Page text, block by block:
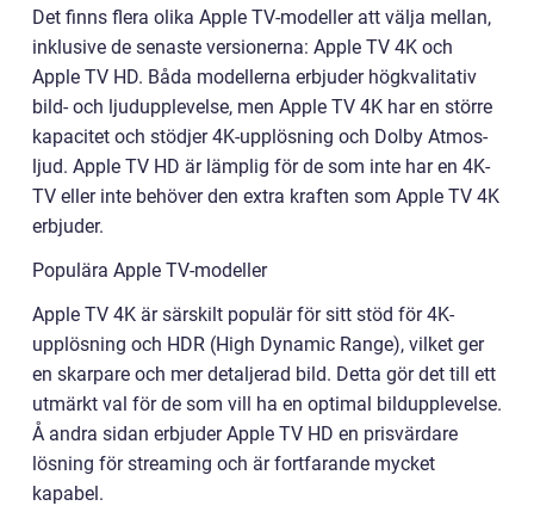
Det finns flera olika Apple TV-modeller att välja mellan,
inklusive de senaste versionerna: Apple TV 4K och
Apple TV HD. Båda modellerna erbjuder högkvalitativ
bild- och ljudupplevelse, men Apple TV 4K har en större
kapacitet och stödjer 4K-upplösning och Dolby Atmos-
ljud. Apple TV HD är lämplig för de som inte har en 4K-
TV eller inte behöver den extra kraften som Apple TV 4K
erbjuder.
Populära Apple TV-modeller
Apple TV 4K är särskilt populär för sitt stöd för 4K-
upplösning och HDR (High Dynamic Range), vilket ger
en skarpare och mer detaljerad bild. Detta gör det till ett
utmärkt val för de som vill ha en optimal bildupplevelse.
Å andra sidan erbjuder Apple TV HD en prisvärdare
lösning för streaming och är fortfarande mycket
kapabel.